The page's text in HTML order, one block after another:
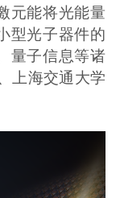
元能将光能量
型光子器件的
量子信息等诸
上海交通大学